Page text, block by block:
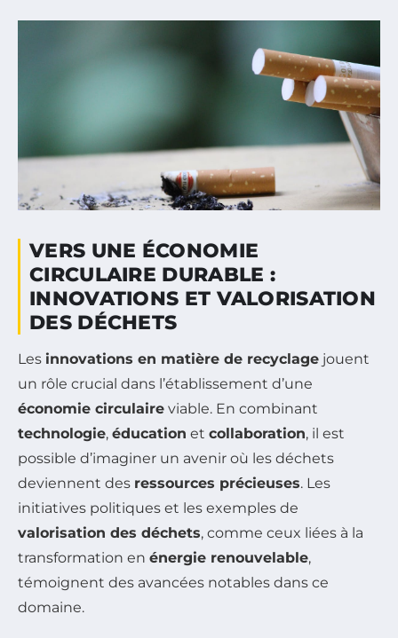
VERS UNE ÉCONOMIE
CIRCULAIRE DURABLE :
INNOVATIONS ET VALORISATION
DES DÉCHETS
Les innovations en matière de recyclage jouent
un rôle crucial dans l’établissement d’une
économie circulaire viable. En combinant
technologie, éducation et collaboration, il est
possible d’imaginer un avenir où les déchets
deviennent des ressources précieuses. Les
initiatives politiques et les exemples de
valorisation des déchets, comme ceux liées à la
transformation en énergie renouvelable,
témoignent des avancées notables dans ce
domaine.